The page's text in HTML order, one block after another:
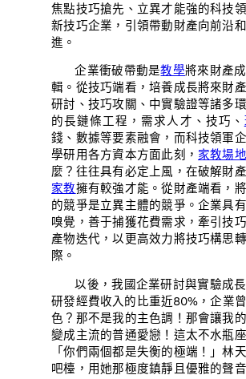
焦點技巧搶先、立異才能強的科技
新技巧企業，引領帶動財產向前沿
進。
企業衝破帶動是教學將來財產
輯。從技巧端看，培養成長將來財
研討、技巧攻關、中實驗證等諸多
的長鏈條工程，需求人才、技巧、
錢、數據等要素融會，而科技領軍
學研用各方資本方面此刻， 家教場地
麼？往往具有必定上風，在破解財
家教擁有較強才能。從財產端看，
的競爭是立異主體的競爭。企業具
嗅覺，善于捕獲花費需求，牽引技
產物迭代，以更高效力將技巧構思
際。
以後，我國企業研討與實驗成
研發經費收入的比重近80%，企業
色？那不是我的主色調！那會讓我
變成主流的普通愛戀！這太不水瓶
「你們兩個都是失衡的極端！」林
吧檯，用她那極度鎮靜且優雅的聲